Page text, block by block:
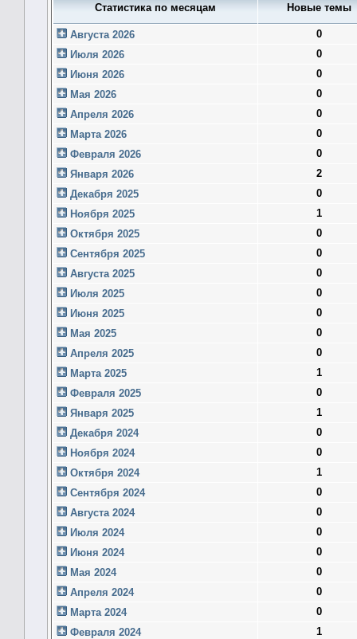
Статистика по месяцам Новые темы
Августа 2026
0
Июля 2026
0
Июня 2026
0
Мая 2026
0
Апреля 2026
0
Марта 2026
0
Февраля 2026
0
Января 2026
2
Декабря 2025
0
Ноября 2025
1
Октября 2025
0
Сентября 2025
0
Августа 2025
0
Июля 2025
0
Июня 2025
0
Мая 2025
0
Апреля 2025
0
Марта 2025
1
Февраля 2025
0
Января 2025
1
Декабря 2024
0
Ноября 2024
0
Октября 2024
1
Сентября 2024
0
Августа 2024
0
Июля 2024
0
Июня 2024
0
Мая 2024
0
Апреля 2024
0
Марта 2024
0
Февраля 2024
1